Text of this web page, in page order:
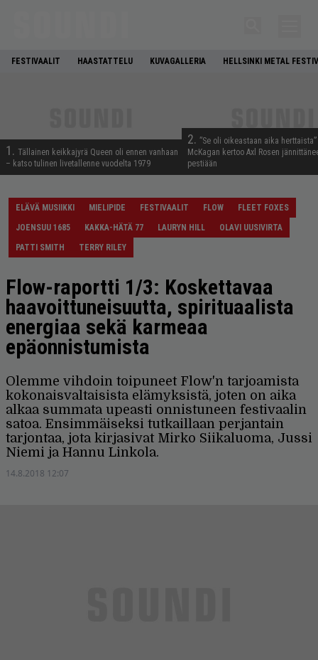
FESTIVAALIT HAASTATTELU KUVAGALLERIA HELLSINKI METAL
1. Tällainen keikkajyrä Queen oli ennen vanhaan
– katso tulinen livetallenne vuodelta 1979
2. ”Se oli oikeastaan aika
McKagan kertoo Axl Rosen
pestiään
ELÄVÄ MUSIIKKI MIELIPIDE FESTIVAALIT FLOW
FLEET FOXES
JOENSUU 1685
KAKKA-HÄTÄ 77 LAURYN HILL
OLAVI UUSIVIRTA
PATTI SMITH
TERRY RILEY
Flow-raportti 1/3: Koskettavaa
haavoittuneisuutta, spirituaalista
energiaa sekä karmeaa
epäonnistumista
Olemme vihdoin toipuneet Flow'n tarjoamista
kokonaisvaltaisista elämyksistä, joten on aika
alkaa summata upeasti onnistuneen festivaalin
satoa. Ensimmäiseksi tutkaillaan perjantain
tarjontaa, jota kirjasivat Mirko Siikaluoma, Jussi
Niemi ja Hannu Linkola.
14.8.2018 12:07